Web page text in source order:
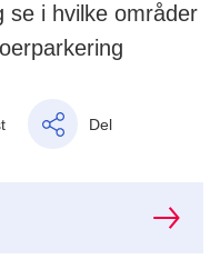
se i hvilke områder
Del